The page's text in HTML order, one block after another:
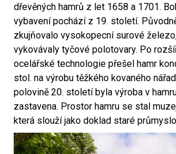
dřevěných hamrů z let 1658 a 1701.
vybavení pochází z 19. století.
zkujňovalo vysokopecní surové
vykovávaly tyčové polotovary. Po
ocelářské technologie přešel hamr
stol. na výrobu těžkého kovaného
polovině 20. století byla výroba v
zastavena. Prostor hamru se stal
která slouží jako doklad staré